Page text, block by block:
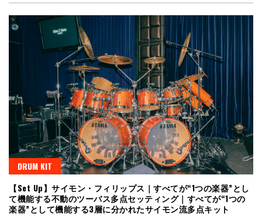
DRUM KIT
【Set Up】サイモン・フィリップス｜すべてが“1つの楽器”とし
て機能する不動のツーバス多点セッティング｜すべてが“1つの
楽器”として機能する3層に分かれたサイモン流多点キット